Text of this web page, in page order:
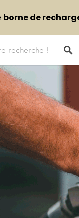
borne de